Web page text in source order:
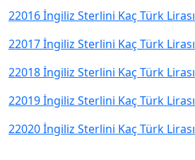
22016 İngiliz Sterlini Kaç Türk Lirası
22017 İngiliz Sterlini Kaç Türk Lirası
22018 İngiliz Sterlini Kaç Türk Lirası
22019 İngiliz Sterlini Kaç Türk Lirası
22020 İngiliz Sterlini Kaç Türk Lirası